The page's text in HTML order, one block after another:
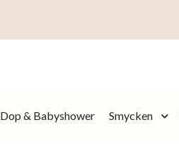
Dop & Babyshower Smycken